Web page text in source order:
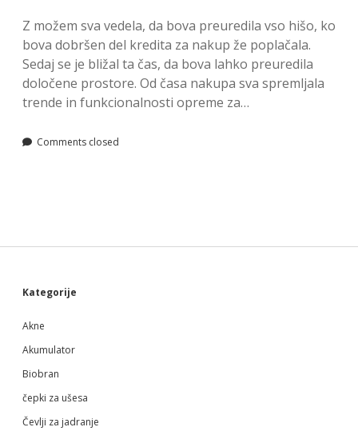
Z možem sva vedela, da bova preuredila vso hišo, ko
bova dobršen del kredita za nakup že poplačala.
Sedaj se je bližal ta čas, da bova lahko preuredila
določene prostore. Od časa nakupa sva spremljala
trende in funkcionalnosti opreme za…
Comments closed
Sidebar
Kategorije
Akne
Akumulator
Biobran
čepki za ušesa
Čevlji za jadranje